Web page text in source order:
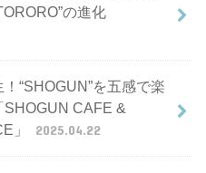
の進化
“SHOGUN”を五感で楽
SHOGUN CAFE &
」
2025.04.22